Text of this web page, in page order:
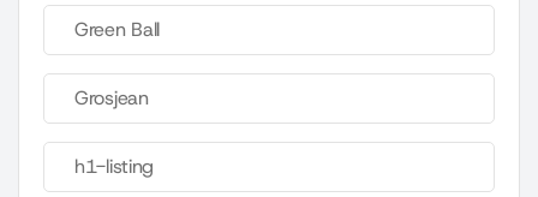
Green Ball
Grosjean
h1-listing